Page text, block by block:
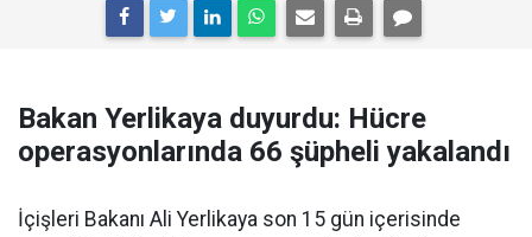
Bakan Yerlikaya duyurdu: Hücre
operasyonlarında 66 şüpheli yakalandı
İçişleri Bakanı Ali Yerlikaya son 15 gün içerisinde